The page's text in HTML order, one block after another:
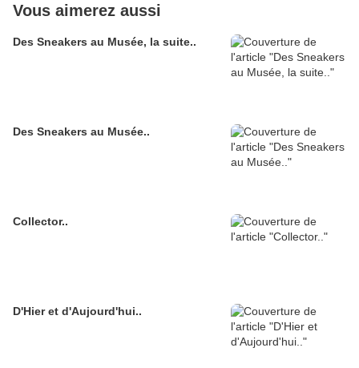
Vous aimerez aussi
Des Sneakers au Musée, la suite..
Des Sneakers au Musée..
Collector..
D'Hier et d'Aujourd'hui..